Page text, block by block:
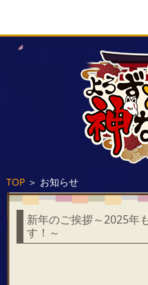
TOP＞ お知らせ
新年のご挨拶～2025年
す！～